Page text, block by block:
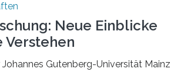
Neue Einblicke
Verstehen
Gutenberg-Universität Mainz